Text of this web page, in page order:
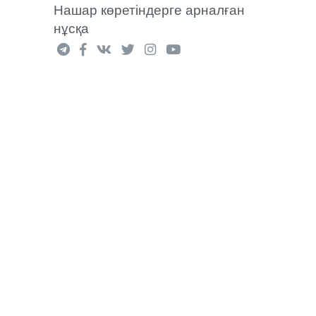
Нашар көретіндерге арналған
нұсқа